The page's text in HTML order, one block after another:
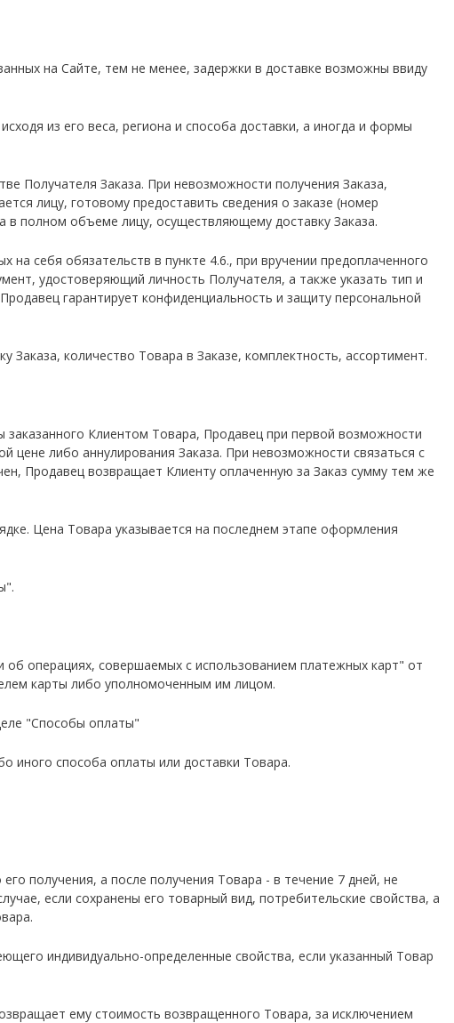
на Сайте, тем не менее, задержки в доставке возможны ввиду
из его веса, региона и способа доставки, а иногда и формы
Получателя Заказа. При невозможности получения Заказа,
лицу, готовому предоставить сведения о заказе (номер
полном объеме лицу, осуществляющему доставку Заказа.
себя обязательств в пункте 4.6., при вручении предоплаченного
удостоверяющий личность Получателя, а также указать тип и
гарантирует конфиденциальность и защиту персональной
Заказа, количество Товара в Заказе, комплектность, ассортимент.
заказанного Клиентом Товара, Продавец при первой возможности
цене либо аннулирования Заказа. При невозможности связаться с
Продавец возвращает Клиенту оплаченную за Заказ сумму тем же
Цена Товара указывается на последнем этапе оформления
операциях, совершаемых с использованием платежных карт" от
карты либо уполномоченным им лицом.
"Способы оплаты"
иного способа оплаты или доставки Товара.
получения, а после получения Товара - в течение 7 дней, не
если сохранены его товарный вид, потребительские свойства, а
индивидуально-определенные свойства, если указанный Товар
ему стоимость возвращенного Товара, за исключением